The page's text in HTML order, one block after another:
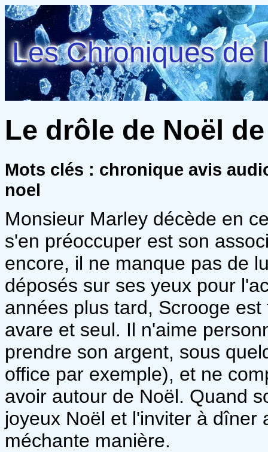
Les Chroniques de
Le drôle de Noël
Mots clés : chronique avis
noel
Monsieur Marley décède en
s'en préoccuper est son
encore, il ne manque pas de
déposés sur ses yeux pour
années plus tard, Scrooge
avare et seul. Il n'aime
prendre son argent, sous
office par exemple), et ne
avoir autour de Noël. Quand
joyeux Noël et l'inviter à dîner
méchante manière.